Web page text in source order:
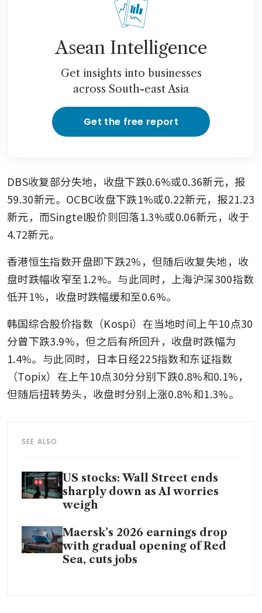
Asean Intelligence
Get insights into businesses
across South-east Asia
Get the free report
DBS收复部分失地，收盘下跌0.6%或0.36新元，报
59.30新元。OCBC收盘下跌1%或0.22新元，报21.23
新元，而Singtel股价则回落1.3%或0.06新元，收于
4.72新元。
香港恒生指数开盘即下跌2%，但随后收复失地，收
盘时跌幅收窄至1.2%。与此同时，上海沪深300指数
低开1%，收盘时跌幅缓和至0.6%。
韩国综合股价指数（Kospi）在当地时间上午10点30
分曾下跌3.9%，但之后有所回升，收盘时跌幅为
1.4%。与此同时，日本日经225指数和东证指数
（Topix）在上午10点30分分别下跌0.8%和0.1%，
但随后扭转势头，收盘时分别上涨0.8%和1.3%。
SEE ALSO
US stocks: Wall Street ends
sharply down as AI worries
weigh
Maersk’s 2026 earnings drop
with gradual opening of Red
Sea, cuts jobs